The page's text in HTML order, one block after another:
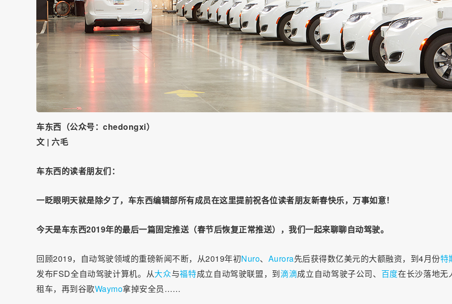
车东西（公众号：chedongxi）
文 | 六毛
车东西的读者朋友们：
一眨眼明天就是除夕了，车东西编辑部所有成员在这里提前祝各位读者朋友新春快乐，万事如意！
今天是车东西2019年的最后一篇固定推送（春节后恢复正常推送），我们一起来聊聊自动驾驶。
回顾2019，自动驾驶领域的重磅新闻不断，从2019年初Nuro、 Aurora先后获得数亿美元的大额融资，到4月份特
发布FSD全自动驾驶计算机。从大众与福特成立自动驾驶联盟，到滴滴成立自动驾驶子公司、 百度在长沙落地无
租车，再到谷歌Waymo拿掉安全员……